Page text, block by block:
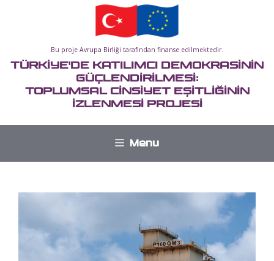
Bu proje Avrupa Birliği tarafından finanse edilmektedir.
TÜRKİYE'DE KATILIMCI DEMOKRASİNİN
GÜÇLENDİRİLMESİ:
TOPLUMSAL CİNSİYET EŞİTLİĞİNİN
İZLENMESİ PROJESİ
Menu